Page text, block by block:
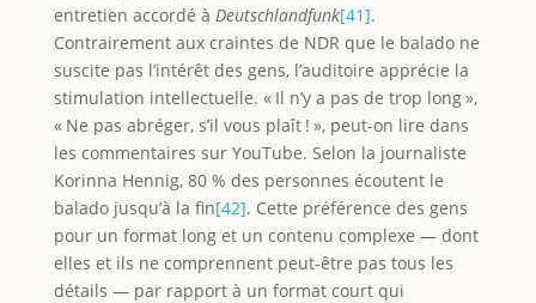
entretien accordé à Deutschlandfunk[41].
Contrairement aux craintes de NDR que le balado ne
suscite pas l’intérêt des gens, l’auditoire apprécie la
stimulation intellectuelle. « Il n’y a pas de trop long »,
« Ne pas abréger, s’il vous plaît ! », peut-on lire dans
les commentaires sur YouTube. Selon la journaliste
Korinna Hennig, 80 % des personnes écoutent le
balado jusqu’à la fin[42]. Cette préférence des gens
pour un format long et un contenu complexe — dont
elles et ils ne comprennent peut-être pas tous les
détails — par rapport à un format court qui